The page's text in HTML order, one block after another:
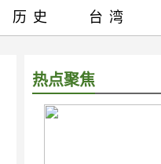
热点聚焦
历史 台湾